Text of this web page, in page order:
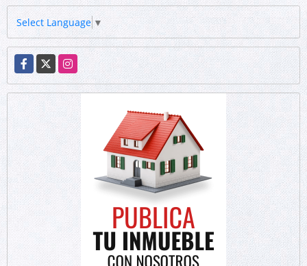
Select Language ▼
Facebook
X Instagram